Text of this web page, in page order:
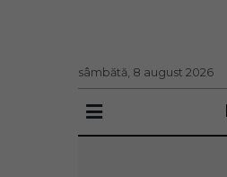
sâmbătă, 8 august 2026